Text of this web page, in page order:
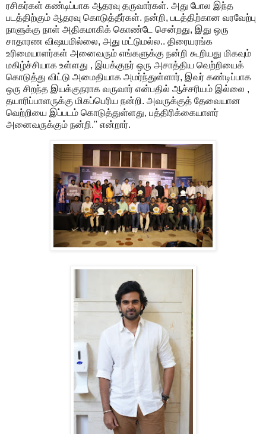
ரசிகர்கள் கண்டிப்பாக ஆதரவு தருவார்கள். அது போல இந்த
படத்திற்கும் ஆதரவு கொடுத்தீர்கள். நன்றி, படத்திற்கான வரவேற்பு
நாளுக்கு நாள் அதிகமாகிக் கொண்டே சென்றது, இது ஒரு
சாதாரண விஷயமில்லை, அது மட்டுமல்ல.. திரையரங்க
உரிமையாளர்கள் அனைவரும் எங்களுக்கு நன்றி கூறியது மிகவும்
மகிழ்ச்சியாக உள்ளது , இயக்குநர் ஒரு அசாத்திய வெற்றியைக்
கொடுத்து விட்டு அமைதியாக அமர்ந்துள்ளார், இவர் கண்டிப்பாக
ஒரு சிறந்த இயக்குநராக வருவார் என்பதில் ஆச்சரியம் இல்லை ,
தயாரிப்பாளருக்கு மிகப்பெரிய நன்றி. அவருக்குத் தேவையான
வெற்றியை இப்படம் கொடுத்துள்ளது, பத்திரிக்கையாளர்
அனைவருக்கும் நன்றி.'' என்றார்.